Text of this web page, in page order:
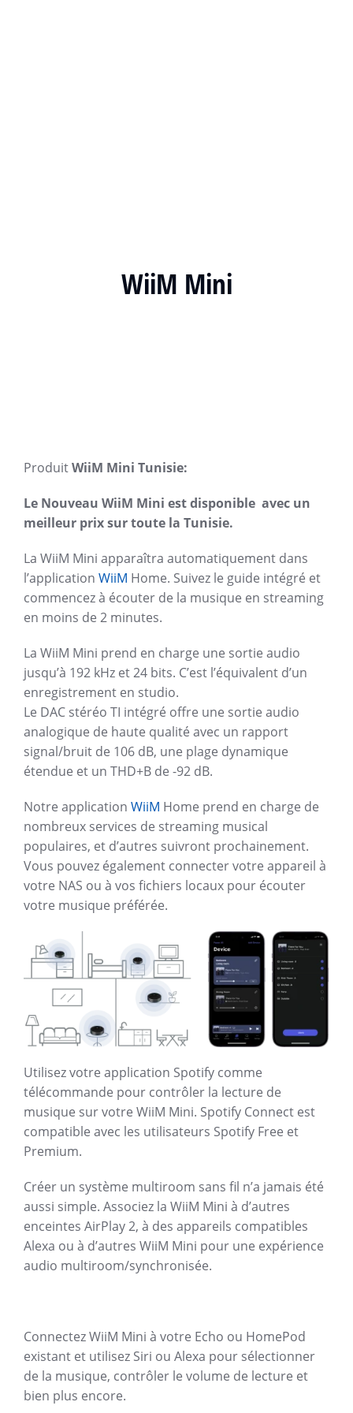
WiiM Mini
ProduitWiiM Mini Tunisie:
Le Nouveau WiiM Mini est disponible avec un
meilleur prix sur toute la Tunisie.
La WiiM Mini apparaîtra automatiquement dans
l’application WiiM Home. Suivez le guide intégré et
commencez à écouter de la musique en streaming
en moins de 2 minutes.
La WiiM Mini prend en charge une sortie audio
jusqu’à 192 kHz et 24 bits. C’est l’équivalent d’un
enregistrement en studio.
Le DAC stéréo TI intégré offre une sortie audio
analogique de haute qualité avec un rapport
signal/bruit de 106 dB, une plage dynamique
étendue et un THD+B de -92 dB.
Notre application WiiM Home prend en charge de
nombreux services de streaming musical
populaires, et d’autres suivront prochainement.
Vous pouvez également connecter votre appareil à
votre NAS ou à vos fichiers locaux pour écouter
votre musique préférée.
Utilisez votre application Spotify comme
télécommande pour contrôler la lecture de
musique sur votre WiiM Mini. Spotify Connect est
compatible avec les utilisateurs Spotify Free et
Premium.
Créer un système multiroom sans fil n’a jamais été
aussi simple. Associez la WiiM Mini à d’autres
enceintes AirPlay 2, à des appareils compatibles
Alexa ou à d’autres WiiM Mini pour une expérience
audio multiroom/synchronisée.
Connectez WiiM Mini à votre Echo ou HomePod
existant et utilisez Siri ou Alexa pour sélectionner
de la musique, contrôler le volume de lecture et
bien plus encore.